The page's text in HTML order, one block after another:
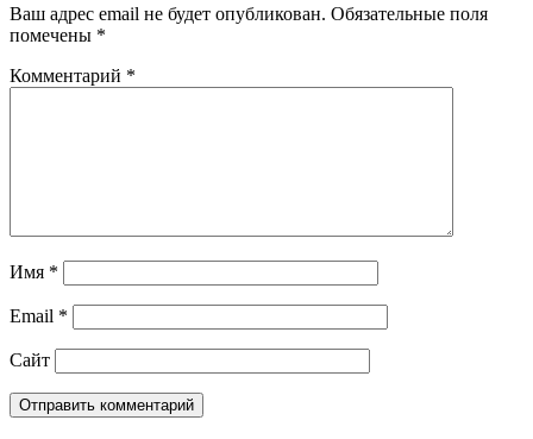
Ваш адрес email не будет опубликован. Обязательные поля
помечены *
Комментарий *
Имя *
Email *
Сайт